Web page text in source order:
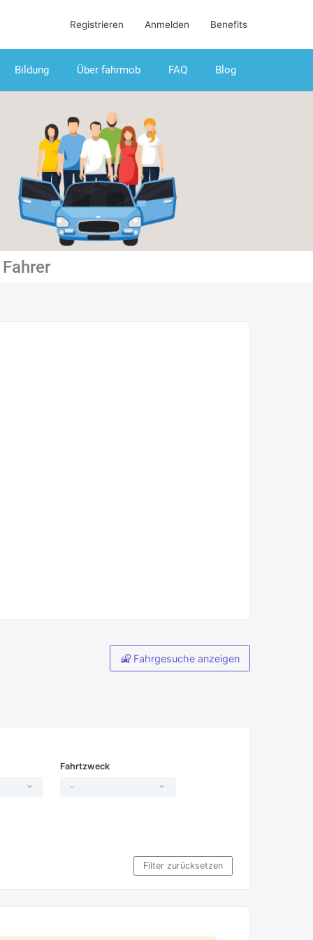
Registrieren Anmelden Benefits
Blog
FAQ
Über fahrmob
Bildung
Fahrgesuche anzeigen
Fahrtzweck
-
Filter zurücksetzen